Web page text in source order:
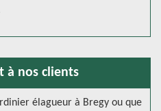
à nos clients
élagueur à Bregy ou que